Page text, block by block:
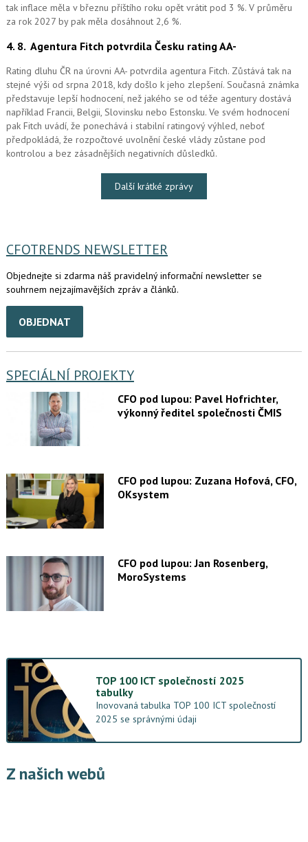
tak inflace měla v březnu příštího roku opět vrátit pod 3 %. V průměru
za rok 2027 by pak měla dosáhnout 2,6 %.
4. 8. Agentura Fitch potvrdila Česku rating AA-
Rating dluhu ČR na úrovni AA- potvrdila agentura Fitch. Zůstává tak na
stejné výši od srpna 2018, kdy došlo k jeho zlepšení. Současná známka
představuje lepší hodnocení, než jakého se od téže agentury dostává
například Francii, Belgii, Slovinsku nebo Estonsku. Ve svém hodnocení
pak Fitch uvádí, že ponechává i stabilní ratingový výhled, neboť
předpokládá, že rozpočtové uvolnění české vlády zůstane pod
kontrolou a bez zásadnějších negativních důsledků.
Další krátké zprávy
CFOTRENDS NEWSLETTER
Objednejte si zdarma náš pravidelný informační newsletter se
souhrnem nejzajímavějších zpráv a článků.
OBJEDNAT
SPECIÁLNÍ PROJEKTY
CFO pod lupou: Pavel Hofrichter,
výkonný ředitel společnosti ČMIS
CFO pod lupou: Zuzana Hofová, CFO,
OKsystem
CFO pod lupou: Jan Rosenberg,
MoroSystems
TOP 100 ICT společností 2025
tabulky
Inovovaná tabulka TOP 100 ICT společností
2025 se správnými údaji
Z našich webů